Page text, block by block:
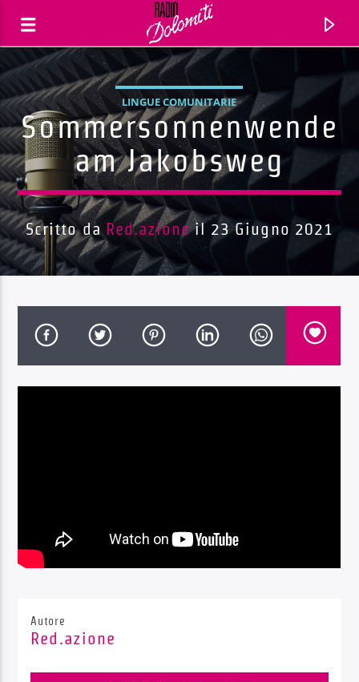
Titolo
Artista
LINGUE COMUNITARIE
Sommersonnenwende
am Jakobsweg
Scritto da Red.azioneil 23 Giugno 2021
Autore
Red.azione